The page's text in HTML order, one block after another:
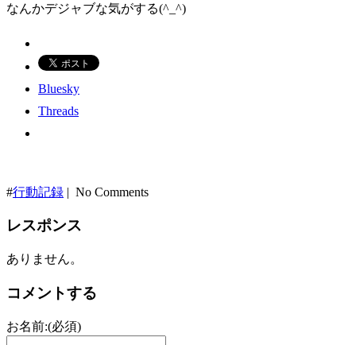
なんかデジャブな気がする(^_^)
Bluesky
Threads
#行動記録 | No Comments
レスポンス
ありません。
コメントする
お名前:(必須)